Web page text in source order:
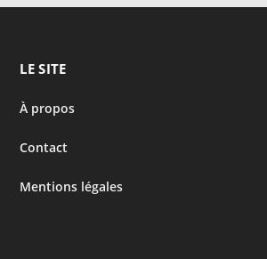
LE SITE
À propos
Contact
Mentions légales